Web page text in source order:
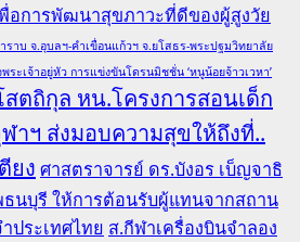
อการพัฒนาสุขภาวะที่ดีของผู้สูงวัย
ราบ จ.อุบลฯ-คำเขื่อนแก้วฯ จ.ยโสธร-พระปฐมวิทยาลัย
ะเจ้าอยู่หัว การแข่งขันโดรนมิชชั่น ‘หนูน้อยจ้าวเวหา’
ตถิกุล หน.โครงการสอนเด็ก
ฬาฯ ส่งมอบความสุขให้ถึงที่..
ยง ศาสตราจารย์ ดร.บังอร เบ็ญจาธิ
ธนบุรี ให้การต้อนรับผู้แทนจากสถาน
ประเทศไทย ส.กีฬาเครื่องบินจำลอง